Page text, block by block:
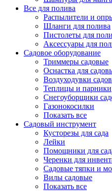
Все для полива
Распылители и
Шланги для полива
Пистолеты для
Аксессуары для
Садовое оборудование
Триммеры садовые
Оснастка для
Воздуходувки
Теплицы и парники
Снегоуборщики
Газонокосилки
Показать все
Садовый инструмент
Кусторезы для сада
Лейки
Помощники для
Черенки для
Садовые тяпки и
Вилы садовые
Показать все